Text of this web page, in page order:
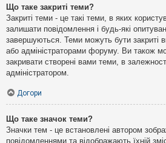
Що таке закриті теми?
Закриті теми - це такі теми, в яких
залишати повідомлення і будь-які
завершуються. Теми можуть бути закриті
або адміністраторами форуму. Ви також
закривати створені вами теми, в
адміністратором.
Догори
Що таке значок теми?
Значки тем - це встановлені автором
повідомленнями та відображають їхній